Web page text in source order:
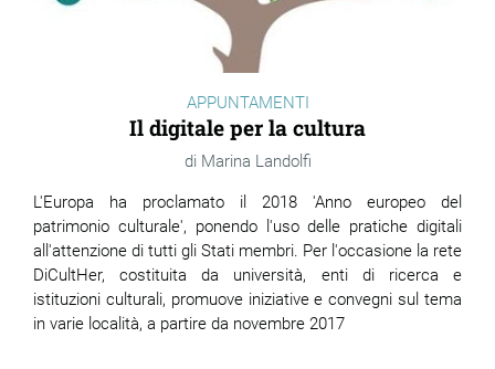
APPUNTAMENTI
Il digitale per la cultura
Marina Landolfi
L'Europa ha proclamato il 2018 'Anno europeo del
patrimonio culturale', ponendo l'uso delle pratiche digitali
all'attenzione di tutti gli Stati membri. Per l'occasione la rete
DiCultHer, costituita da università, enti di ricerca e
istituzioni culturali, promuove iniziative e convegni sul tema
in varie località, a partire da novembre 2017